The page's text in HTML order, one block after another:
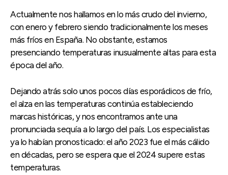
Actualmente nos hallamos en lo más crudo del invierno,
con enero y febrero siendo tradicionalmente los meses
más fríos en España. No obstante, estamos
presenciando temperaturas inusualmente altas para esta
época del año.
Dejando atrás solo unos pocos días esporádicos de frío,
el alza en las temperaturas continúa estableciendo
marcas históricas, y nos encontramos ante una
pronunciada sequía a lo largo del país. Los especialistas
ya lo habían pronosticado: el año 2023 fue el más cálido
en décadas, pero se espera que el 2024 supere estas
temperaturas.